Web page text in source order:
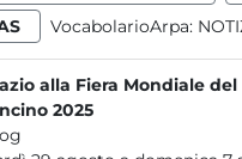
VocabolarioArpa:
alla Fiera Mondiale del
2025